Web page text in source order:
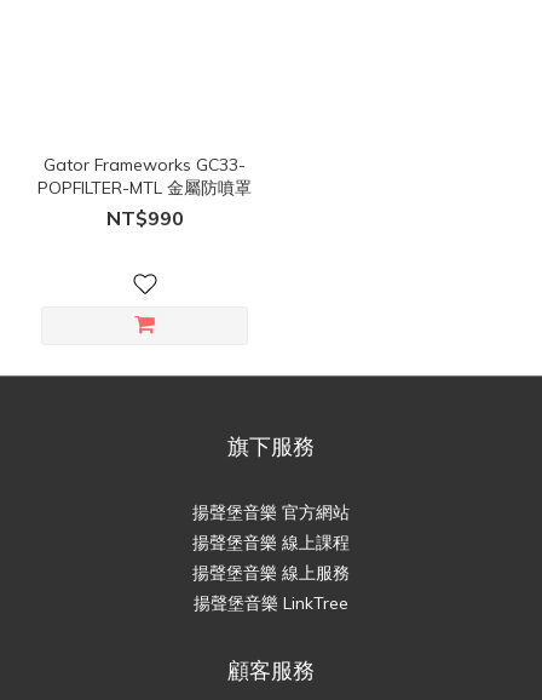
Gator Frameworks GC33-
POPFILTER-MTL 金屬防噴罩
NT$990
旗下服務
揚聲堡音樂 官方網站
揚聲堡音樂 線上課程
揚聲堡音樂 線上服務
揚聲堡音樂 LinkTree
顧客服務